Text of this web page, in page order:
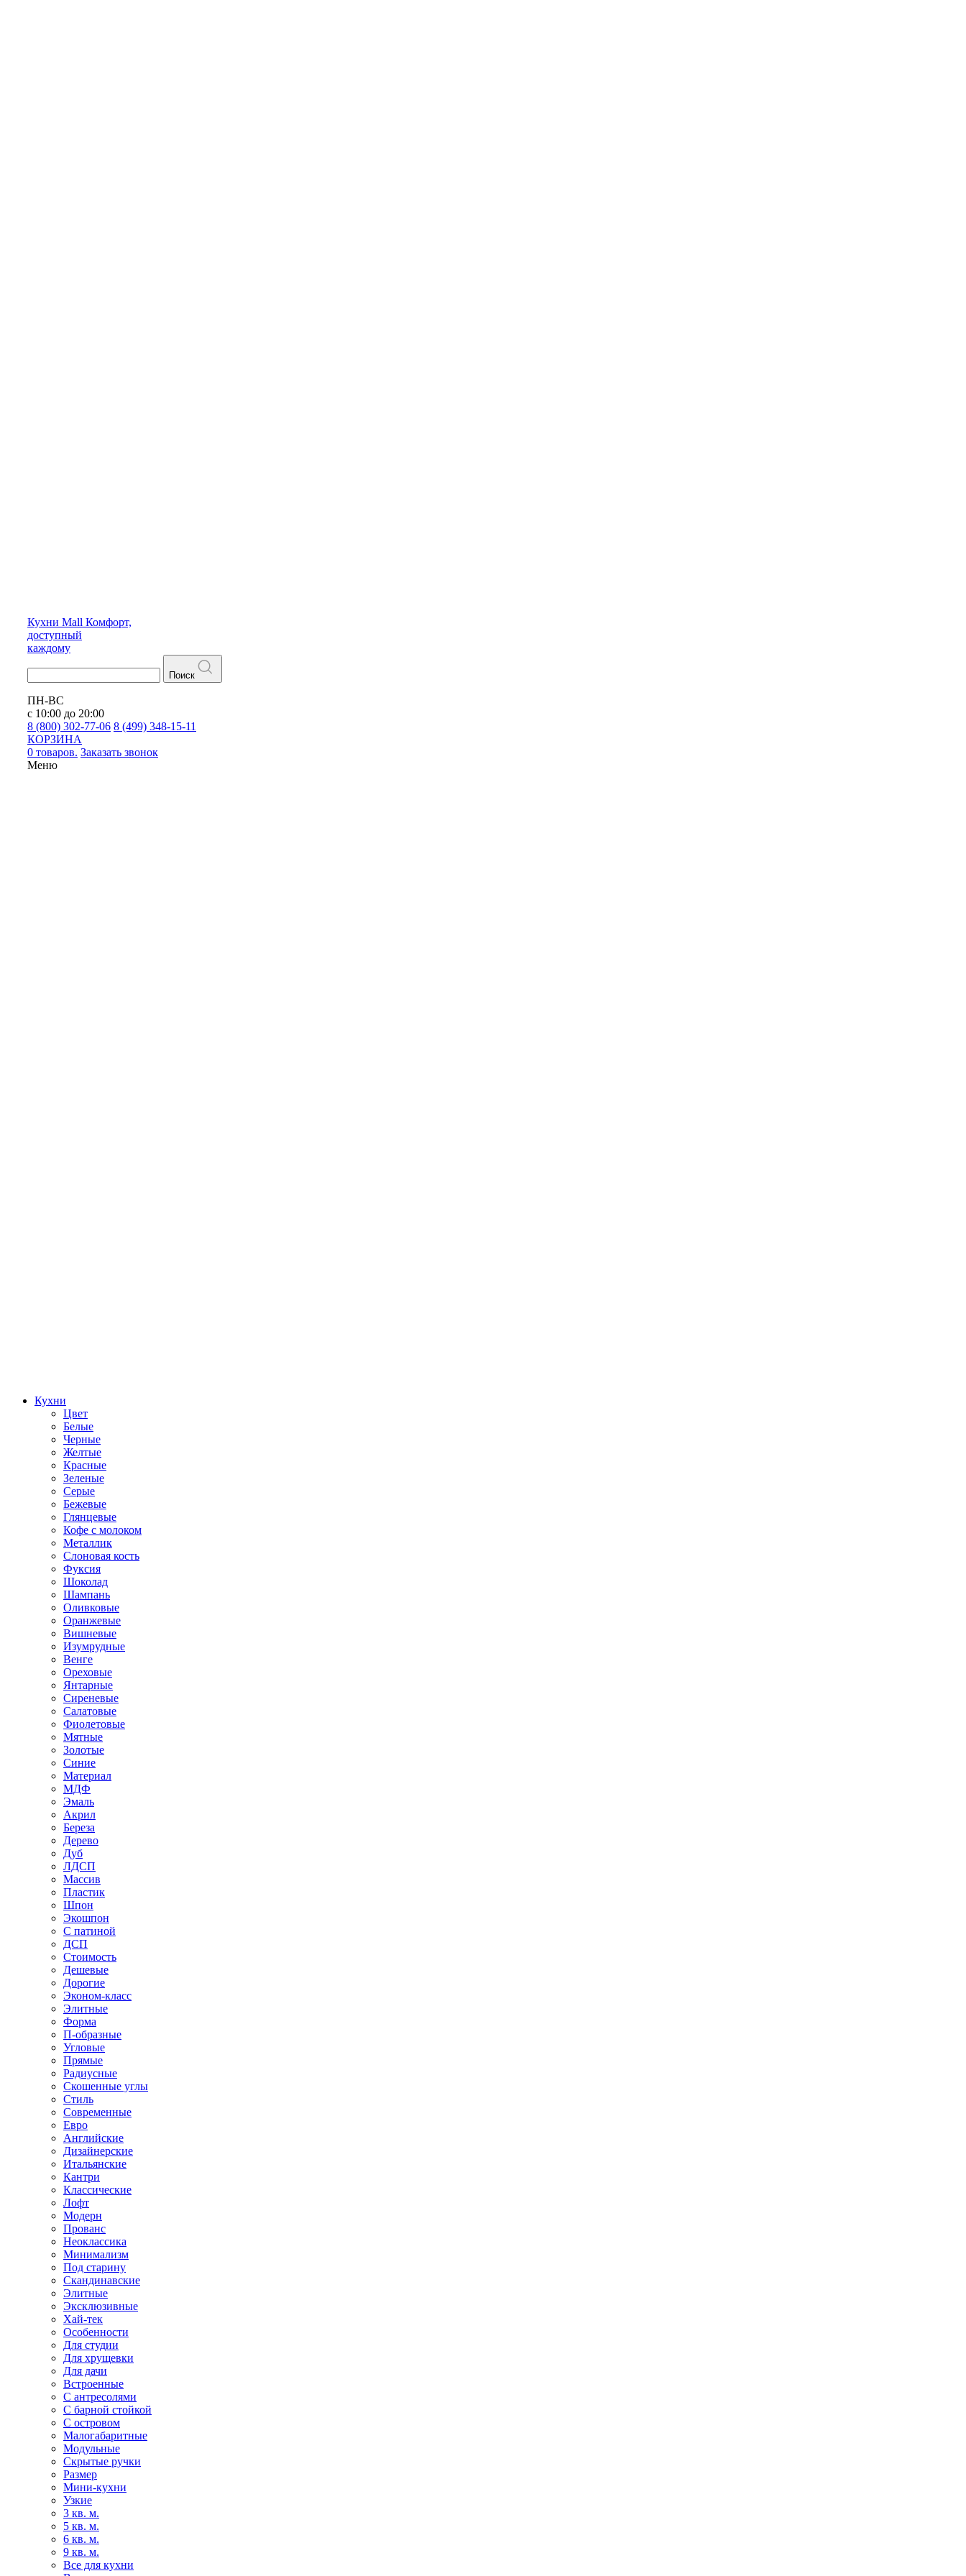
Кухни Mall Комфорт,
доступный
каждому
Поиск
ПН-ВС
с 10:00 до 20:00
8 (800) 302-77-06 8 (499) 348-15-11
КОРЗИНА
0 товаров. Заказать звонок
Меню
Кухни
Цвет
Белые
Черные
Желтые
Красные
Зеленые
Серые
Бежевые
Глянцевые
Кофе с молоком
Металлик
Слоновая кость
Фуксия
Шоколад
Шампань
Оливковые
Оранжевые
Вишневые
Изумрудные
Венге
Ореховые
Янтарные
Сиреневые
Салатовые
Фиолетовые
Мятные
Золотые
Синие
Материал
МДФ
Эмаль
Акрил
Береза
Дерево
Дуб
ЛДСП
Массив
Пластик
Шпон
Экошпон
С патиной
ДСП
Стоимость
Дешевые
Дорогие
Эконом-класс
Элитные
Форма
П-образные
Угловые
Прямые
Радиусные
Скошенные углы
Стиль
Современные
Евро
Английские
Дизайнерские
Итальянские
Кантри
Классические
Лофт
Модерн
Прованс
Неоклассика
Минимализм
Под старину
Скандинавские
Элитные
Эксклюзивные
Хай-тек
Особенности
Для студии
Для хрущевки
Для дачи
Встроенные
С антресолями
С барной стойкой
С островом
Малогабаритные
Модульные
Скрытые ручки
Размер
Мини-кухни
Узкие
3 кв. м.
5 кв. м.
6 кв. м.
9 кв. м.
Все для кухни